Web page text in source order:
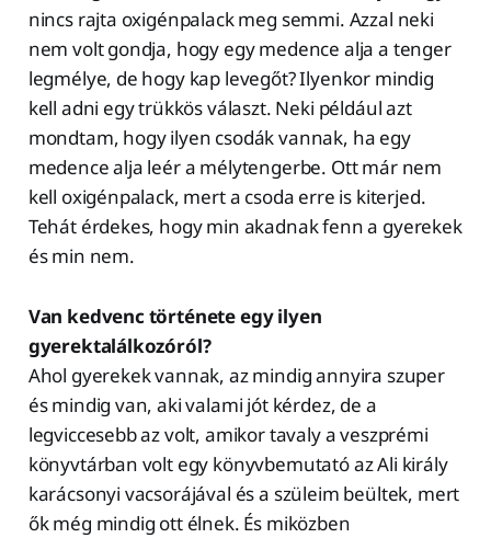
nincs rajta oxigénpalack meg semmi. Azzal neki
nem volt gondja, hogy egy medence alja a tenger
legmélye, de hogy kap levegőt? Ilyenkor mindig
kell adni egy trükkös választ. Neki például azt
mondtam, hogy ilyen csodák vannak, ha egy
medence alja leér a mélytengerbe. Ott már nem
kell oxigénpalack, mert a csoda erre is kiterjed.
Tehát érdekes, hogy min akadnak fenn a gyerekek
és min nem.
Van kedvenc története egy ilyen
gyerektalálkozóról?
Ahol gyerekek vannak, az mindig annyira szuper
és mindig van, aki valami jót kérdez, de a
legviccesebb az volt, amikor tavaly a veszprémi
könyvtárban volt egy könyvbemutató az Ali király
karácsonyi vacsorájával és a szüleim beültek, mert
ők még mindig ott élnek. És miközben